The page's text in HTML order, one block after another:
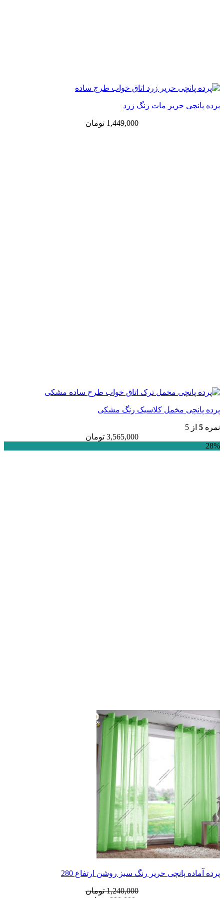
پرده پانچی حریر مات رنگ زرد
1,449,000 تومان
پرده پانچی مخمل کلاسیک رنگ مشکی
نمره5 از 5
3,565,000 تومان
28%
پرده آماده پانچی حریر رنگ سبز روشن ارتفاع 280
1,240,000 تومان
قیمت
قیمت